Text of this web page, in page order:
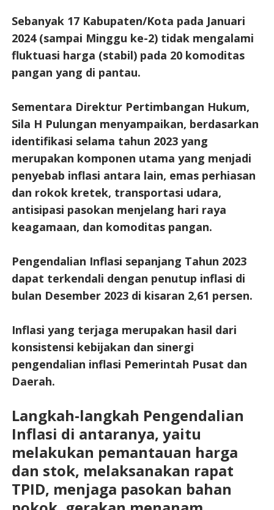
Sebanyak 17 Kabupaten/Kota pada Januari
2024 (sampai Minggu ke-2) tidak mengalami
fluktuasi harga (stabil) pada 20 komoditas
pangan yang di pantau.
Sementara Direktur Pertimbangan Hukum,
Sila H Pulungan menyampaikan, berdasarkan
identifikasi selama tahun 2023 yang
merupakan komponen utama yang menjadi
penyebab inflasi antara lain, emas perhiasan
dan rokok kretek, transportasi udara,
antisipasi pasokan menjelang hari raya
keagamaan, dan komoditas pangan.
Pengendalian Inflasi sepanjang Tahun 2023
dapat terkendali dengan penutup inflasi di
bulan Desember 2023 di kisaran 2,61 persen.
Inflasi yang terjaga merupakan hasil dari
konsistensi kebijakan dan sinergi
pengendalian inflasi Pemerintah Pusat dan
Daerah.
Langkah-langkah Pengendalian
Inflasi di antaranya, yaitu
melakukan pemantauan harga
dan stok, melaksanakan rapat
TPID, menjaga pasokan bahan